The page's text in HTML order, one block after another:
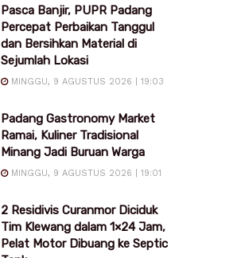
Pasca Banjir, PUPR Padang
Percepat Perbaikan Tanggul
dan Bersihkan Material di
Sejumlah Lokasi
MINGGU, 9 AGUSTUS 2026 | 19:03
Padang Gastronomy Market
Ramai, Kuliner Tradisional
Minang Jadi Buruan Warga
MINGGU, 9 AGUSTUS 2026 | 19:01
2 Residivis Curanmor Diciduk
Tim Klewang dalam 1×24 Jam,
Pelat Motor Dibuang ke Septic